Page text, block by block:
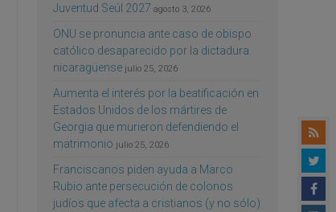
Juventud Seúl 2027 agosto 3, 2026
ONU se pronuncia ante caso de obispo
católico desaparecido por la dictadura
nicaragüense julio 25, 2026
Aumenta el interés por la beatificación en
Estados Unidos de los mártires de
Georgia que murieron defendiendo el
matrimonio julio 25, 2026
Franciscanos piden ayuda a Marco
Rubio ante persecución de colonos
judíos que afecta a cristianos (y no sólo)